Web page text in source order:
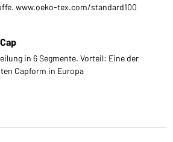
www.oeko-tex.com/standard100
in 6 Segmente. Vorteil: Eine der
Capform in Europa